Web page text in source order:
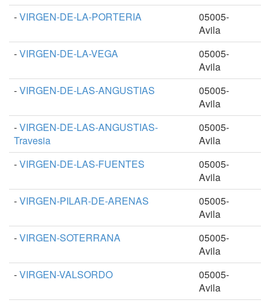
-VIRGEN-DE-LA-PORTERIA
05005-
Avila
-VIRGEN-DE-LA-VEGA
05005-
Avila
-VIRGEN-DE-LAS-ANGUSTIAS
05005-
Avila
-VIRGEN-DE-LAS-ANGUSTIAS-
Travesia
05005-
Avila
-VIRGEN-DE-LAS-FUENTES
05005-
Avila
-VIRGEN-PILAR-DE-ARENAS
05005-
Avila
-VIRGEN-SOTERRANA
05005-
Avila
-VIRGEN-VALSORDO
05005-
Avila